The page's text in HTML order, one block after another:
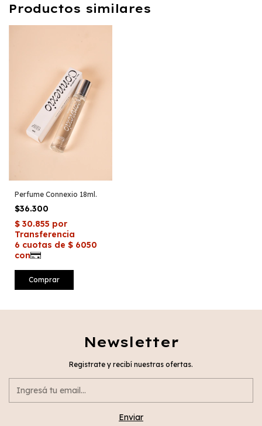
Productos similares
Perfume Connexio 18ml.
$36.300
Newsletter
Registrate y recibí nuestras ofertas.